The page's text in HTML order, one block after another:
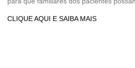
CLIQUE AQUI E SAIBA MAIS